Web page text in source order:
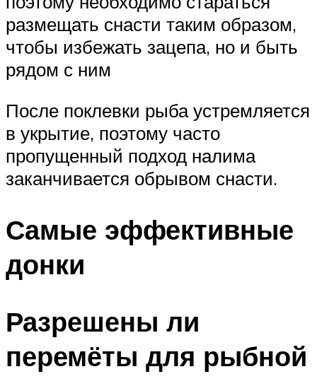
размещать снасти таким образом,
чтобы избежать зацепа, но и быть
рядом с ним
После поклевки рыба устремляется
в укрытие, поэтому часто
пропущенный подход налима
заканчивается обрывом снасти.
Самые эффективные
донки
Разрешены ли
перемёты для рыбной